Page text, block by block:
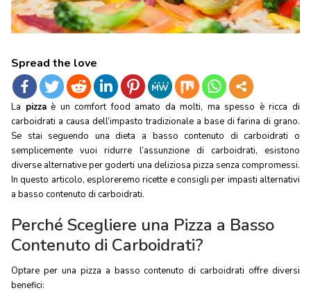
Spread the love
La pizzaè un comfort food amato da molti, ma spesso è ricca di
carboidrati a causa dell’impasto tradizionale a base di farina di grano.
Se stai seguendo una dieta a basso contenuto di carboidrati o
semplicemente vuoi ridurre l’assunzione di carboidrati, esistono
diverse alternative per goderti una deliziosa pizza senza compromessi.
In questo articolo, esploreremo ricette e consigli per impasti alternativi
a basso contenuto di carboidrati.
Perché Scegliere una Pizza a Basso
Contenuto di Carboidrati?
Optare per una pizza a basso contenuto di carboidrati offre diversi
benefici: